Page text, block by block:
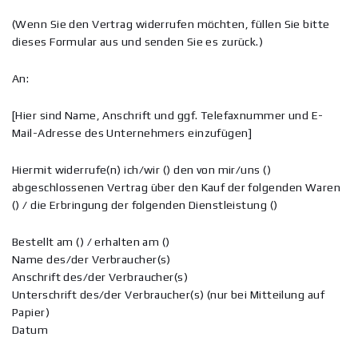
(Wenn Sie den Vertrag widerrufen möchten, füllen Sie bitte
dieses Formular aus und senden Sie es zurück.)
An:
[Hier sind Name, Anschrift und ggf. Telefaxnummer und E-
Mail-Adresse des Unternehmers einzufügen]
Hiermit widerrufe(n) ich/wir () den von mir/uns ()
abgeschlossenen Vertrag über den Kauf der folgenden Waren
() / die Erbringung der folgenden Dienstleistung ()
Bestellt am () / erhalten am ()
Name des/der Verbraucher(s)
Anschrift des/der Verbraucher(s)
Unterschrift des/der Verbraucher(s) (nur bei Mitteilung auf
Papier)
Datum